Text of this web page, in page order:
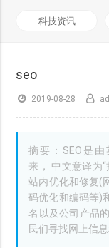
科技资讯
seo
2019-08-28
摘要：SEO是由
来， 中文意译为
站内优化和修复(
码优化和编码等)
名以及公司产品
民们寻找网上信